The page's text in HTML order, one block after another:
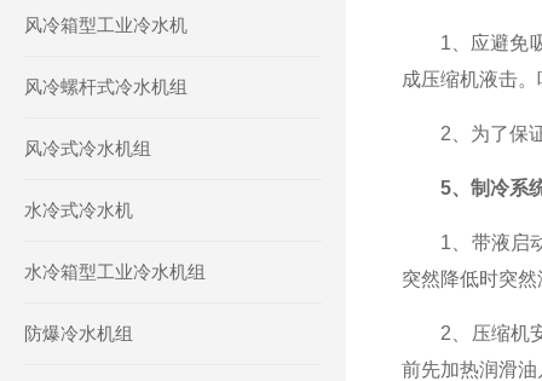
风冷箱型工业冷水机
风冷螺杆式冷水机组
风冷式冷水机组
水冷式冷水机
水冷箱型工业冷水机组
防爆冷水机组
1、应避免吸
成压缩机液击
2、为了保证
5、制冷系
1、带液启动
突然降低时突
2、压缩机安
前先加热润滑